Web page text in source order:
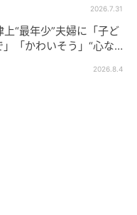
2026.7.31
“最年少”夫婦に「子ど
「かわいそう」“心ない
2026.8.4